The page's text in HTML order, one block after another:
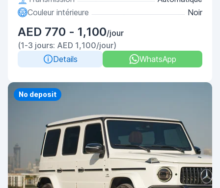
Couleur intérieure
Noir
AED 770 - 1,100/jour
(1-3 jours: AED 1,100/jour)
Details
WhatsApp
No deposit